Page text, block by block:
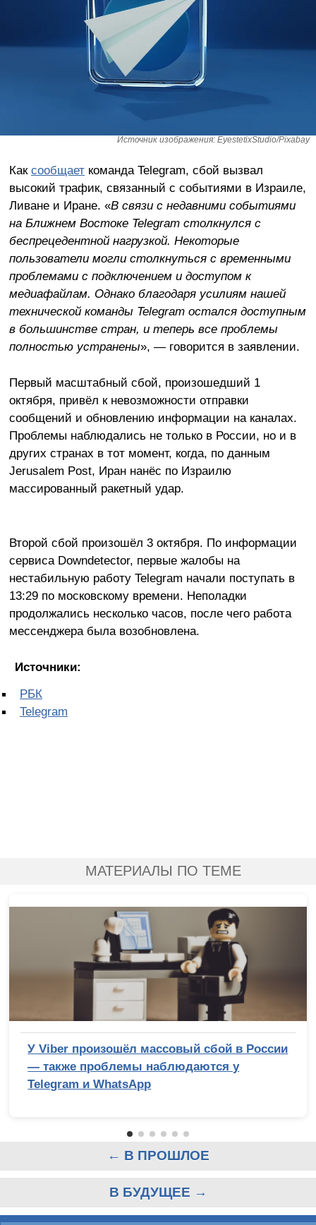
Источник изображения: EyestetixStudio/Pixabay
Как сообщаеткоманда Telegram, сбой вызвал
высокий трафик, связанный с событиями в Израиле,
Ливане и Иране. «В связи с недавними событиями
на Ближнем Востоке Telegram столкнулся с
беспрецедентной нагрузкой. Некоторые
пользователи могли столкнуться с временными
проблемами с подключением и доступом к
медиафайлам. Однако благодаря усилиям нашей
технической команды Telegram остался доступным
в большинстве стран, и теперь все проблемы
полностью устранены», — говорится в заявлении.
Первый масштабный сбой, произошедший 1
октября, привёл к невозможности отправки
сообщений и обновлению информации на каналах.
Проблемы наблюдались не только в России, но и в
других странах в тот момент, когда, по данным
Jerusalem Post, Иран нанёс по Израилю
массированный ракетный удар.
Второй сбой произошёл 3 октября. По информации
сервиса Downdetector, первые жалобы на
нестабильную работу Telegram начали поступать в
13:29 по московскому времени. Неполадки
продолжались несколько часов, после чего работа
мессенджера была возобновлена.
Источники:
РБК
Telegram
МАТЕРИАЛЫ ПО ТЕМЕ
У Viber произошёл массовый сбой в России
— также проблемы наблюдаются у
Telegram и WhatsApp
← В ПРОШЛОЕ
В БУДУЩЕЕ →